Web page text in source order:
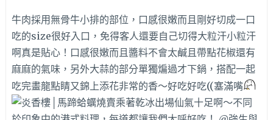
牛肉採用無骨牛小排的部位，口感很嫩而且剛好切成一口
吃的size很好入口，免得客人還要自己切得大粒汗小粒汗
啊真是貼心！ 口感很嫩而且醬料不會太鹹且帶點花椒還有
麻麻的氣味，另外大蒜的部分單獨煸過才下鍋，搭配一起
吃完畫龍點睛又錦上添花非常的香～好吃好吃((塞滿嘴